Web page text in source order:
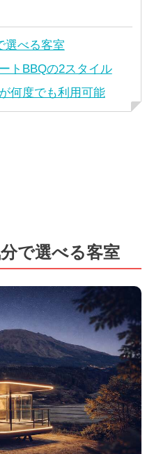
選べる客室
トBBQの2スタイル
何度でも利用可能
で選べる客室